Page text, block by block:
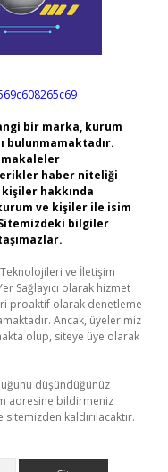
bir marka, kurum
bulunmamaktadır.
makaleler
haber niteliği
hakkında
ve kişiler ile isim
bilgiler
Teknolojileri ve İletişim
Sağlayıcı olarak hizmet
proaktif olarak denetleme
Ancak, üyelerimiz
olup, siteye üye olarak
düşündüğünüz
adresine bildirmeniz
kaldırılacaktır.